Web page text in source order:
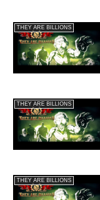
THEY ARE BILLIONS
THEY ARE BILLIONS
THEY ARE BILLIONS